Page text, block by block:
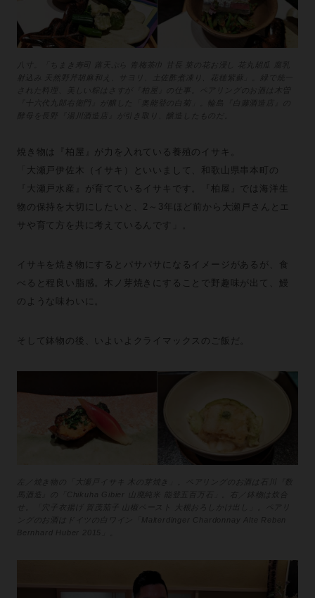
八寸。「ちまき寿司 蕗天ぷら 青梅茶巾 甘長 菜の花お浸し 花丸胡瓜 腐乳
射込み 天然野芹胡麻和え、サヨリ、土佐酢煮凍り、花穂紫蘇」。緑で統一
焼き物は『柏屋』が力を入れている養殖のイサキ。
「大瀬戸伊佐木（イサキ）といいまして、和歌山県串本町の
『大瀬戸水産』が育てているイサキです。『柏屋』では海洋生
物の保持を大切にしたいと、2～3年ほど前から大瀬戸さんとエ
サや育て方を共に考えているんです」。
イサキを焼き物にするとパサパサになるイメージがあるが、食
べると程良い脂感。木ノ芽焼きにすることで野趣味が出て、鰻
のような味わいに。
そして鉢物の後、いよいよクライマックスのご飯だ。
馬酒造』の「Chikuha Gibier 山廃純米 能登五百万石」。右／鉢物は炊合
ングのお酒はドイツの白ワイン「Malterdinger Chardonnay Alte Reben